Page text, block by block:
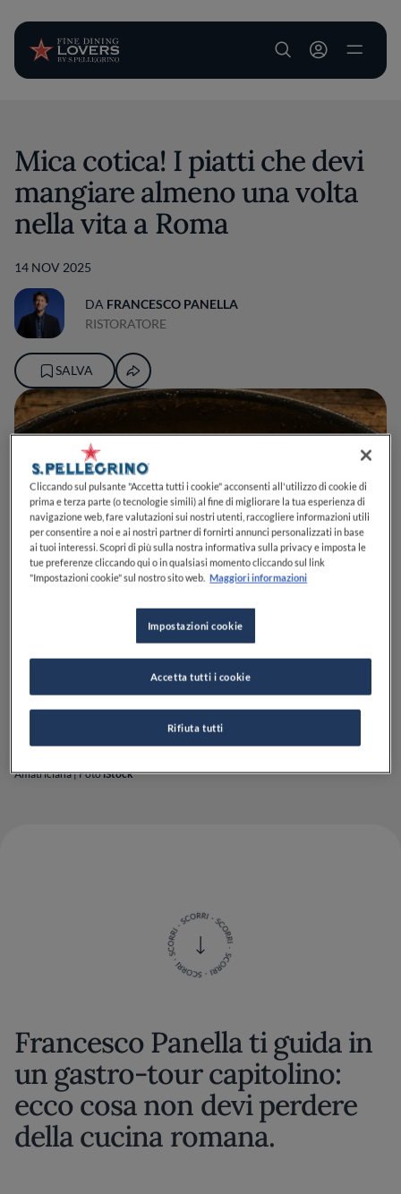
User account
Amatriciana | FotoiStock
Mica cotica! I piatti che devi
mangiare almeno una volta
nella vita a Roma
14 NOV 2025
DA FRANCESCO PANELLA
RISTORATORE
SALVA
Francesco Panella ti guida in
un gastro-tour capitolino:
ecco cosa non devi perdere
della cucina romana.
Cliccando sul pulsante "Accetta tutti i cookie" acconsenti all'utilizzo di cookie di
prima e terza parte (o tecnologie simili) al fine di migliorare la tua esperienza di
navigazione web, fare valutazioni sui nostri utenti, raccogliere informazioni utili
per consentire a noi e ai nostri partner di fornirti annunci personalizzati in base
ai tuoi interessi. Scopri di più sulla nostra informativa sulla privacy e imposta le
tue preferenze cliccando qui o in qualsiasi momento cliccando sul link
"Impostazioni cookie" sul nostro sito web. Maggiori informazioni
Impostazioni cookie
Rifiuta tutti
Accetta tutti i cookie